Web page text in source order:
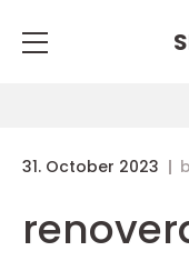
31. October 2023